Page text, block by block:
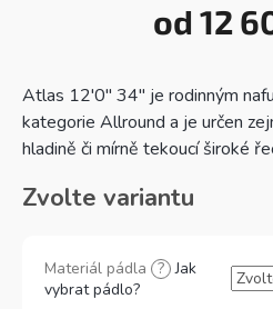
od 12
Zvolte variantu
Materiál pádla ? Jak
vybrat pádlo?
Atlas 12'0" 34" je rodinným
kategorie Allround a je určen
hladině či mírně tekoucí široké